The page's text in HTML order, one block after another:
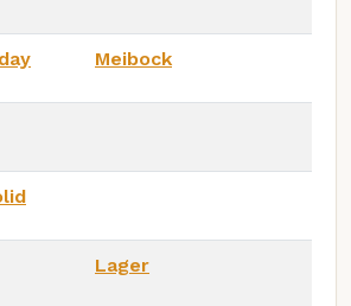
Meibock
Lager